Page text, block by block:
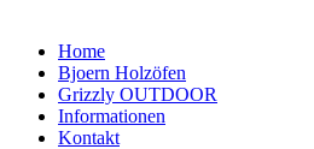
Home
Bjoern Holzöfen
Grizzly OUTDOOR
Informationen
Kontakt